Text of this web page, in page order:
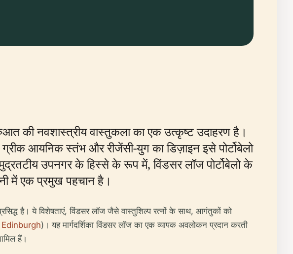
की नवशास्त्रीय वास्तुकला का एक उत्कृष्ट उदाहरण है।
आयनिक स्तंभ और रीजेंसी-युग का डिज़ाइन इसे पोर्टोबेलो
उपनगर के हिस्से के रूप में, विंडसर लॉज पोर्टोबेलो के
में एक प्रमुख पहचान है।
है। ये विशेषताएं, विंडसर लॉज जैसे वास्तुशिल्प रत्नों के साथ, आगंतुकों को
)। यह मार्गदर्शिका विंडसर लॉज का एक व्यापक अवलोकन प्रदान करती
हैं।